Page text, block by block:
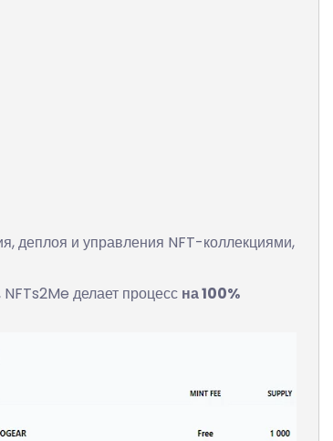
деплоя и управления NFT-коллекциями,
NFTs2Me делает процесс на 100%